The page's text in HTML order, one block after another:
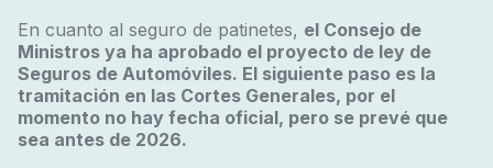
En cuanto al seguro de patinetes, el Consejo de
Ministros ya ha aprobado el proyecto de ley de
Seguros de Automóviles. El siguiente paso es la
tramitación en las Cortes Generales, por el
momento no hay fecha oficial, pero se prevé que
sea antes de 2026.